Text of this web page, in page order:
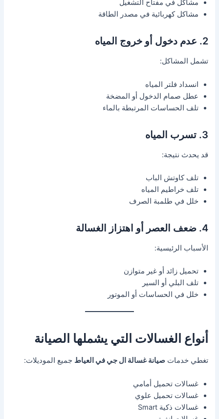
مشاكل في مفتاح التشغيل
مشاكل كهربائية في مصدر الطاقة
2. عدم دخول أو خروج المياه
تشمل المشاكل:
انسداد فلتر المياه
عطل صمام الدخول أو المضخة
تلف الحساسات المرتبطة بالماء
3. تسرب المياه
قد يحدث نتيجة:
تلف كاوتش الباب
تلف خراطيم المياه
خلل في طلمبة الصرف
4. ضعف العصر أو اهتزاز الغسالة
الأسباب الرئيسية:
تحميل زائد أو غير متوازن
تلف البلي أو السير
خلل في الحساسات أو الموتور
أنواع الغسالات التي يشملها الصيانة
تغطي خدماتصيانة غسالة ال جي في العياط جميع الموديلات:
غسالات تحميل أمامي
غسالات تحميل علوي
غسالات ذكية Smart